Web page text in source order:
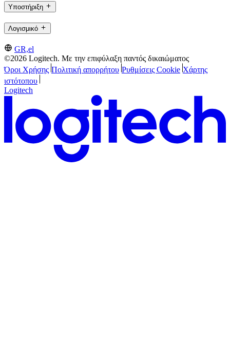
Υποστήριξη
Λογισμικό
GR,el
©2026 Logitech. Με την επιφύλαξη παντός δικαιώματος
Όροι Χρήσης Πολιτική απορρήτου Ρυθμίσεις Cookie Χάρτης
ιστότοπου
Logitech